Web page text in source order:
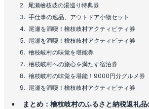
尾瀬檜枝岐の湯巡り特典券
手仕事の逸品、アウトドア小物セット
尾瀬を満喫！檜枝岐村アクティビティ券
尾瀬を満喫！檜枝岐村アクティビティ券
檜枝岐村の味覚を堪能券
檜枝岐村への旅心を満たす宿泊券
檜枝岐村の味覚を堪能！9000円分グルメ券
尾瀬を満喫！檜枝岐村アクティビティ券
まとめ：檜枝岐村のふるさと納税返礼